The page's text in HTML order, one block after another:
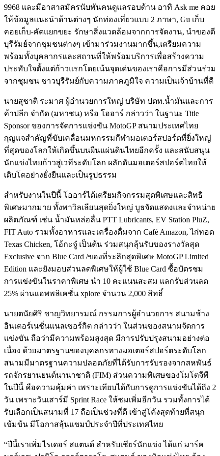
9968 และมีอาสาสมัครนับพันคนดูแลรอบด้าน อาทิ Ask me คอย
ให้ข้อมูลแนะนำด้านต่างๆ นักท่องเที่ยวแบบ 2 ภาษา, Gu เก็บ
คอยเก็บ-คัดแยกขยะ รักษาสิ่งแวดล้อมจากการจัดงาน, นำของดี
บุรีรัมย์จากชุมชนต่างๆ เข้ามาร่วมงานมากขึ้น,เตรียมความ
พร้อมทั้งบุคลากรและสถานที่ให้พร้อมบริการเพื่อสร้างความ
ประทับใจตั้งแต่ก้าวแรกโดยเน้นจุดเด่นของเราคือการมีส่วนร่วม
จากชุมชน ชาวบุรีรัมย์กับความภาคภูมิใจ ความเป็นเจ้าบ้านที่ดี
นายสุชาติ ระมาศ ผู้อำนวยการใหญ่ บริษัท ปตท.น้ำมันและการ
ค้าปลีก จำกัด (มหาชน) หรือ โออาร์ กล่าวว่า ในฐานะ Title
Sponsor ของการจัดการแข่งขัน MotoGP สนามประเทศไทย
กุญแจสำคัญที่ขับเคลื่อนมหกรรมกีฬามอเตอร์สปอร์ตที่ยิ่งใหญ่
ที่สุดของโลกให้เกิดขึ้นบนผืนแผ่นดินไทยอีกครั้ง และสนับสนุน
นักแข่งไทยก้าวสู่เวทีระดับโลก ผลักดันมอเตอร์สปอร์ตไทยให้
เติบโตอย่างยั่งยืนและเป็นรูปธรรม
สำหรับงานในปีนี้ โออาร์ได้เตรียมกิจกรรมสุดพิเศษและสิทธิ
พิเศษมากมาย ทั้งพาวิลเลียนสุดยิ่งใหญ่ บูธจัดแสดงและจำหน่าย
ผลิตภัณฑ์ เช่น น้ำมันหล่อลื่น PTT Lubricants, EV Station PluZ,
FIT Auto รวมทั้งอาหารและเครื่องดื่มจาก Café Amazon, ไก่ทอด
Texas Chicken, โอ้กะจู๋ เป็นต้น ร่วมสนุกลุ้นรับของรางวัลสุด
Exclusive จาก Blue Card /ของที่ระลึกสุดพิเศษ MotoGP Limited
Edition และยังมอบส่วนลดพิเศษให้ผู้ใช้ Blue Card ซื้อบัตรชม
การแข่งขันในราคาพิเศษ นำ 10 คะแนนสะสม แลกรับส่วนลด
25% ผ่านแอพพลิเคชั่น xplore จำนวน 2,000 สิทธิ์
นายตนัยศิริ ชาญวิทยารมณ์ กรรมการผู้อำนวยการ สนามช้าง
อินเตอร์เนชั่นแนลเซอร์กิต กล่าวว่า ในส่วนของสนามจัดการ
แข่งขัน ถือว่ามีความพร้อมสูงสุด มีการปรับปรุงสนามอย่างต่อ
เนื่อง ด้วยมาตรฐานของบุคลกรทางมอเตอร์สปอร์ตระดับโลก
สนามมีมาตรฐานความปลอดภัยที่ได้รับการรับรองจากสหพันธ์
รถจักรยานยนต์นานาชาติ (FIM) ส่วนความพิเศษของโมโตจีพี
ในปีนี้ คือความคุ้มค่า เพราะเทียบได้กับการดูการแข่งขันได้ถึง 2
วัน เพราะวันเสาร์มี Sprint Race ให้ชมเพิ่มอีกวัน รวมทั้งการได้
รับเลือกเป็นสนามที่ 17 ถือเป็นช่วงที่ดี เข้าสู่โค้งสุดท้ายที่สนุก
เข้มข้น มีโอกาสลุ้นแชมป์ประจำปีที่ประเทศไทย
“ปีนี้เราเพิ่มไรเดอร์ สแตนด์ สำหรับเชียร์นักแข่ง ได้แก่ มาร์ค